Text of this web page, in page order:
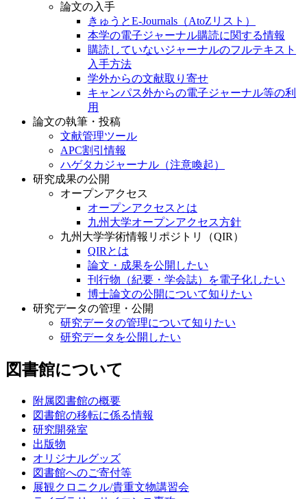
論文の入手
きゅうとE-Journals（AtoZリスト）
本学の電子ジャーナル購読に関する情報
購読していないジャーナルのフルテキスト
入手方法
学外からの文献取り寄せ
キャンパス外からの電子ジャーナル等の利
用
論文の執筆・投稿
文献管理ツール
APC割引情報
ハゲタカジャーナル（注意喚起）
研究成果の公開
オープンアクセス
オープンアクセスとは
九州大学オープンアクセス方針
九州大学学術情報リポジトリ（QIR）
QIRとは
論文・成果を公開したい
刊行物（紀要・学会誌）を電子化したい
博士論文の公開について知りたい
研究データの管理・公開
研究データの管理について知りたい
研究データを公開したい
図書館について
附属図書館の概要
図書館の移転に係る情報
研究開発室
出版物
オリジナルグッズ
図書館へのご寄付等
展観クロニクル/貴重文物講習会